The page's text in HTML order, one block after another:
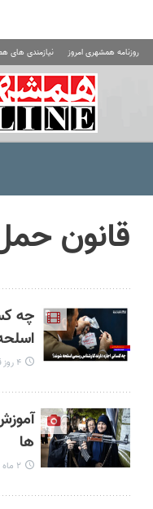
روزنامه همشهری امروز نیازمندی های
قانون
چه
۴ روز قبل
ها
۲ ماه قبل